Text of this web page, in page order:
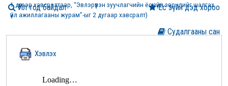
1 дүгээр хавсралтаар, “Эвлэрүүлэн зуучлагчийн ёс зүйн зөрчлийг шалгах
үйл ажиллагааны журам”-ыг 2 дугаар хавсралт)
Хэвлэх
Судалгааны сан
Ёс зүйн дэд хороо
Ил тод байдал